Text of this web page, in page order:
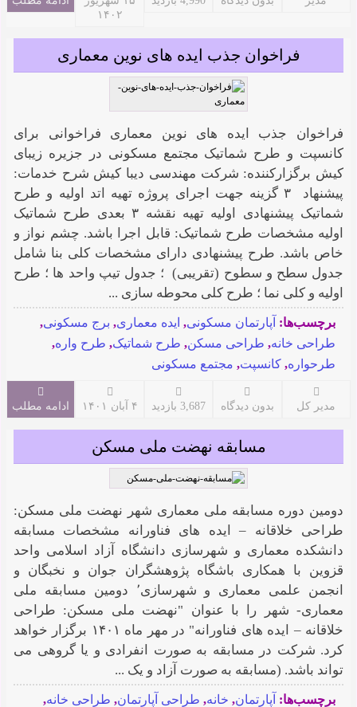
۱۴۰۲
فراخوان جذب ایده های نوین معماری
فراخوان جذب ایده های نوین معماری فراخوانی برای
کانسپت و طرح شماتیک مجتمع مسکونی در جزیره زیبای
کیش برگزارکننده: شرکت مهندسی دیبا کیش شرح خدمات:
پیشنهاد ۳ گزینه جهت اجرای پروژه تهیه اتد اولیه و طرح
شماتیک پیشنهادی اولیه تهیه نقشه ۳ بعدی طرح شماتیک
اولیه مشخصات طرح شماتیک: قابل اجرا باشد. چشم نواز و
خاص باشد. طرح پیشنهادی دارای مشخصات کلی بنا شامل
جدول سطح و سطوح (تقریبی) ؛ جدول تیپ واحد ها ؛ طرح
اولیه و کلی نما ؛ طرح کلی محوطه سازی ...
برچسب‌ها: آپارتمان مسکونی, ایده معماری, برج مسکونی,
طراحی خانه, طراحی مسکن, طرح شماتیک, طرح واره,
طرحواره, کانسپت, مجتمع مسکونی
مدیر کل بدون دیدگاه 3,687 بازدید ۴ آبان ۱۴۰۱ ادامه مطلب
مسابقه نهضت ملی مسکن
دومین دوره مسابقه ملی معماری شهر نهضت ملی مسکن:
طراحی خلاقانه – ایده های فناورانه مشخصات مسابقه
دانشکده معماری و شهرسازی دانشگاه آزاد اسلامی واحد
قزوین با همکاری باشگاه پژوهشگران جوان و نخبگان و
انجمن علمی معماری و شهرسازی٬ دومین مسابقه ملی
معماری- شهر را با عنوان "نهضت ملی مسکن: طراحی
خلاقانه – ایده های فناورانه" در مهر ماه ۱۴۰۱ برگزار خواهد
کرد. شرکت در مسابقه به صورت انفرادی و یا گروهی می
تواند باشد. (مسابقه به صورت آزاد و یک ...
برچسب‌ها: آپارتمان, خانه, طراحی آپارتمان, طراحی خانه,